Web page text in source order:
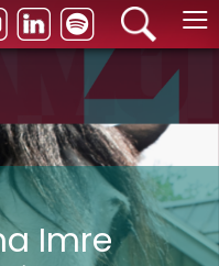
≡
Imre